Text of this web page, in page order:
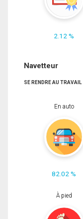
2.12 %
Navetteur
SE RENDRE AU TRAVAIL
En auto
82.02 %
À pied